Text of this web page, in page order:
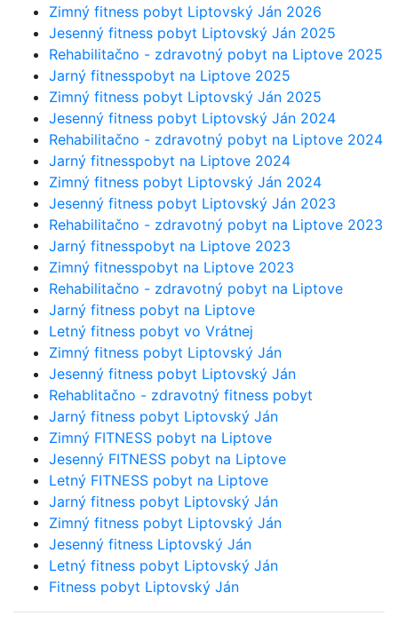
Zimný fitness pobyt Liptovský Ján 2026
Jesenný fitness pobyt Liptovský Ján 2025
Rehabilitačno - zdravotný pobyt na Liptove 2025
Jarný fitnesspobyt na Liptove 2025
Zimný fitness pobyt Liptovský Ján 2025
Jesenný fitness pobyt Liptovský Ján 2024
Rehabilitačno - zdravotný pobyt na Liptove 2024
Jarný fitnesspobyt na Liptove 2024
Zimný fitness pobyt Liptovský Ján 2024
Jesenný fitness pobyt Liptovský Ján 2023
Rehabilitačno - zdravotný pobyt na Liptove 2023
Jarný fitnesspobyt na Liptove 2023
Zimný fitnesspobyt na Liptove 2023
Rehabilitačno - zdravotný pobyt na Liptove
Jarný fitness pobyt na Liptove
Letný fitness pobyt vo Vrátnej
Zimný fitness pobyt Liptovský Ján
Jesenný fitness pobyt Liptovský Ján
Rehablitačno - zdravotný fitness pobyt
Jarný fitness pobyt Liptovský Ján
Zimný FITNESS pobyt na Liptove
Jesenný FITNESS pobyt na Liptove
Letný FITNESS pobyt na Liptove
Jarný fitness pobyt Liptovský Ján
Zimný fitness pobyt Liptovský Ján
Jesenný fitness Liptovský Ján
Letný fitness pobyt Liptovský Ján
Fitness pobyt Liptovský Ján